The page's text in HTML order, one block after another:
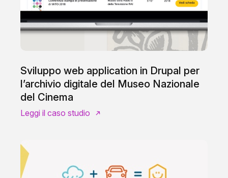
Sviluppo web application in Drupal per
l’archivio digitale del Museo Nazionale
del Cinema
Leggi il caso studio